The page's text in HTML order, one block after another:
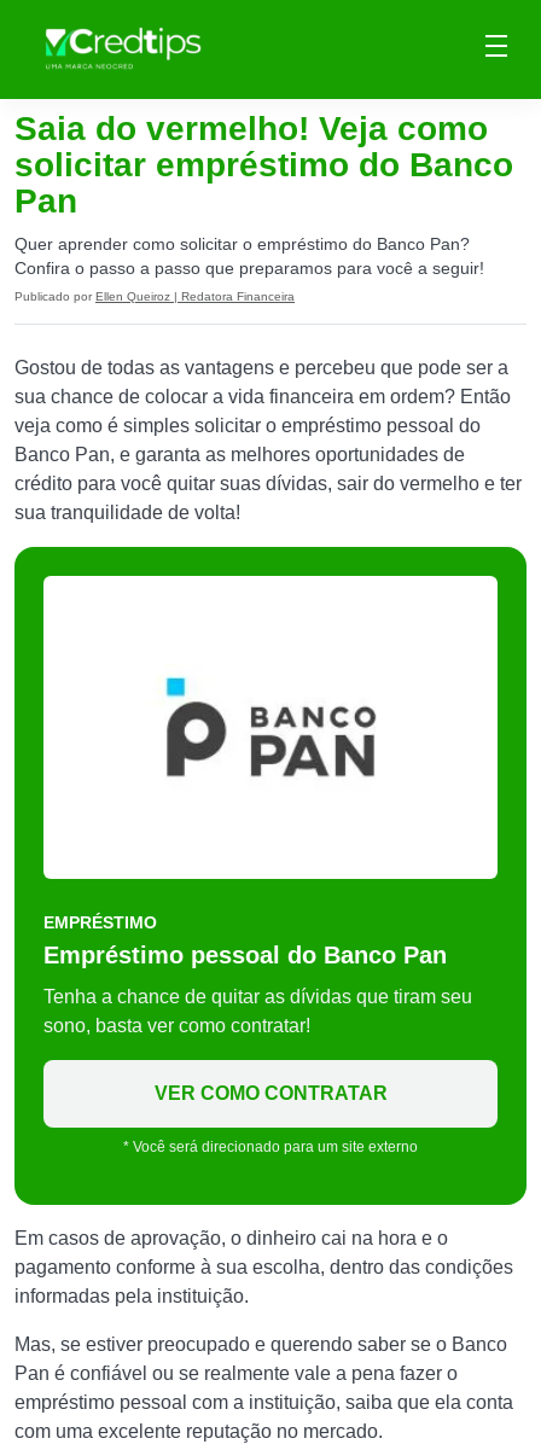
Saia do vermelho! Veja como
solicitar empréstimo do Banco
Pan
Quer aprender como solicitar o empréstimo do Banco Pan?
Confira o passo a passo que preparamos para você a seguir!
Publicado por Ellen Queiroz | Redatora Financeira
Gostou de todas as vantagens e percebeu que pode ser a
sua chance de colocar a vida financeira em ordem? Então
veja como é simples solicitar o empréstimo pessoal do
Banco Pan, e garanta as melhores oportunidades de
crédito para você quitar suas dívidas, sair do vermelho e ter
sua tranquilidade de volta!
EMPRÉSTIMO
Empréstimo pessoal do Banco Pan
Tenha a chance de quitar as dívidas que tiram seu
sono, basta ver como contratar!
VER COMO CONTRATAR
* Você será direcionado para um site externo
Em casos de aprovação, o dinheiro cai na hora e o
pagamento conforme à sua escolha, dentro das condições
informadas pela instituição.
Mas, se estiver preocupado e querendo saber se o Banco
Pan é confiável ou se realmente vale a pena fazer o
empréstimo pessoal com a instituição, saiba que ela conta
com uma excelente reputação no mercado.